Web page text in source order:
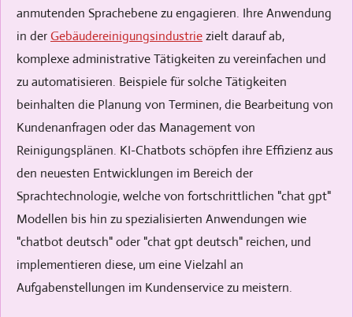
anmutenden Sprachebene zu engagieren. Ihre Anwendung
in derGebäudereinigungsindustriezielt darauf ab,
komplexe administrative Tätigkeiten zu vereinfachen und
zu automatisieren. Beispiele für solche Tätigkeiten
beinhalten die Planung von Terminen, die Bearbeitung von
Kundenanfragen oder das Management von
Reinigungsplänen. KI-Chatbots schöpfen ihre Effizienz aus
den neuesten Entwicklungen im Bereich der
Sprachtechnologie, welche von fortschrittlichen "chat gpt"
Modellen bis hin zu spezialisierten Anwendungen wie
"chatbot deutsch" oder "chat gpt deutsch" reichen, und
implementieren diese, um eine Vielzahl an
Aufgabenstellungen im Kundenservice zu meistern.